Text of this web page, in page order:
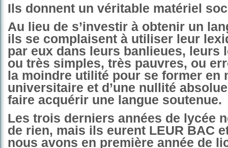
Ils donnent un véritable matériel
Au lieu de s’investir à obtenir un
ils se complaisent à utiliser leur
par eux dans leurs banlieues, leurs
ou très simples, très pauvres, ou
la moindre utilité pour se former en
universitaire et d’une nullité
faire acquérir une langue soutenue.
Les trois derniers années de lycée
de rien, mais ils eurent LEUR BAC
nous avons en première année de